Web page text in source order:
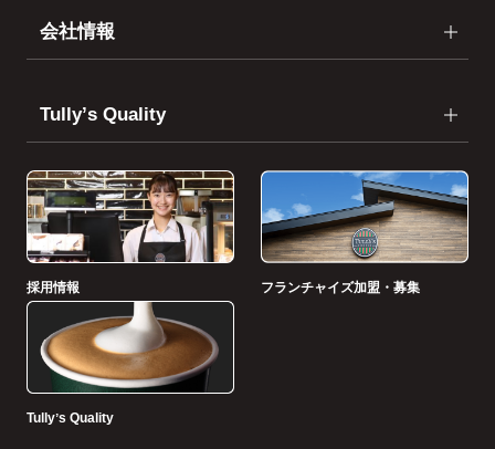
会社情報
Tullyʼs Quality
採用情報 フランチャイズ加盟・募集
Tullyʼs Quality